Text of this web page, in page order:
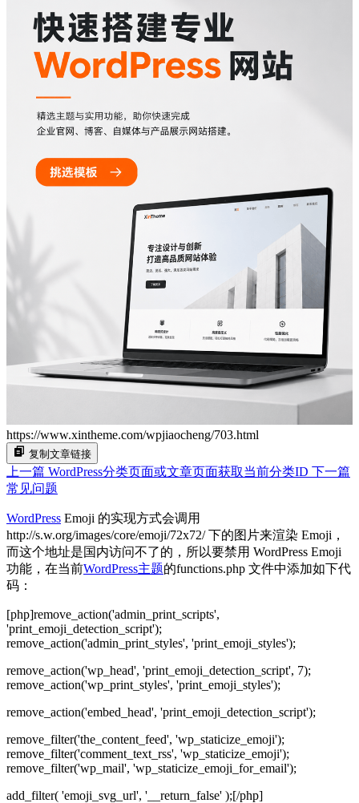
https://www.xintheme.com/wpjiaocheng/703.html
复制文章链接
上一篇 WordPress分类页面或文章页面获取当前分类ID 下一篇
常见问题
WordPress Emoji 的实现方式会调用
http://s.w.org/images/core/emoji/72x72/ 下的图片来渲染 Emoji，
而这个地址是国内访问不了的，所以要禁用 WordPress Emoji
功能，在当前WordPress主题的functions.php 文件中添加如下代
码：
[php]remove_action('admin_print_scripts',
'print_emoji_detection_script');
remove_action('admin_print_styles', 'print_emoji_styles');
remove_action('wp_head', 'print_emoji_detection_script', 7);
remove_action('wp_print_styles', 'print_emoji_styles');
remove_action('embed_head', 'print_emoji_detection_script');
remove_filter('the_content_feed', 'wp_staticize_emoji');
remove_filter('comment_text_rss', 'wp_staticize_emoji');
remove_filter('wp_mail', 'wp_staticize_emoji_for_email');
add_filter( 'emoji_svg_url', '__return_false' );[/php]